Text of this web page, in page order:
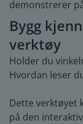
demonstrerer
Bygg
verktøy
Holder du
Hvordan leser
Dette verktøyet
på den